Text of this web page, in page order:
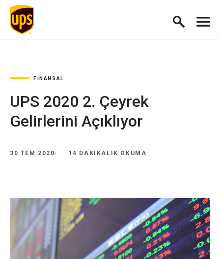
FİNANSAL
UPS 2020 2. Çeyrek
Gelirlerini Açıklıyor
30 TEM 2020 14 DAKIKALIK OKUMA